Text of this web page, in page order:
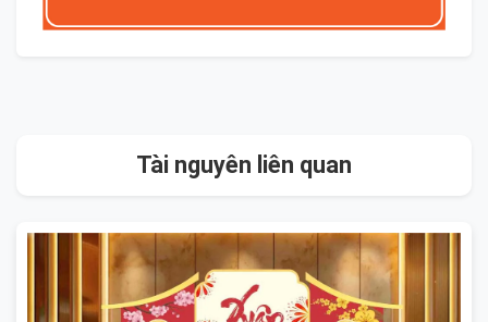
Tài nguyên liên quan